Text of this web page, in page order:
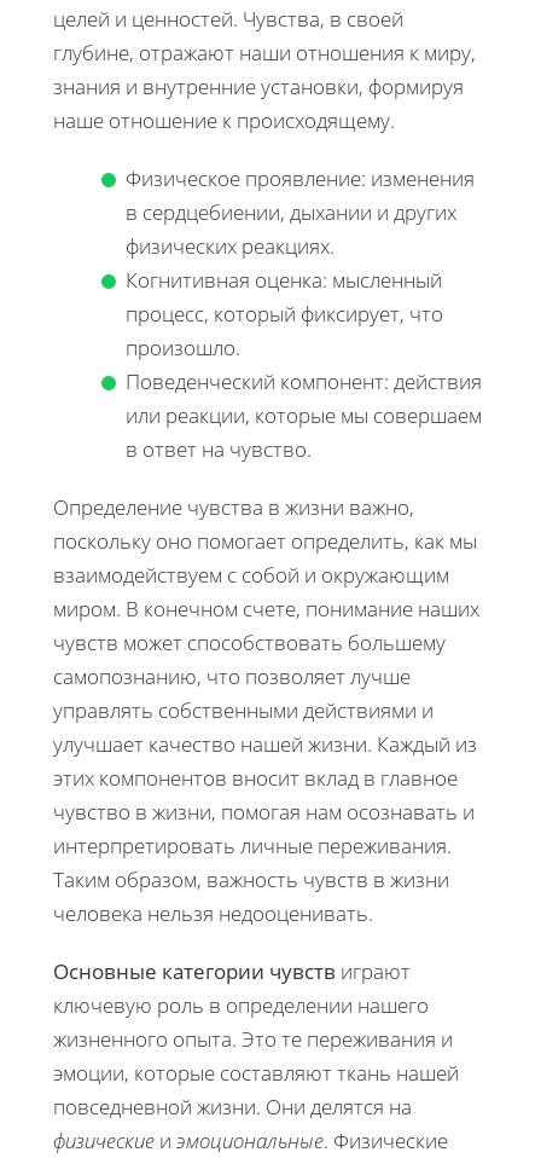
целей и ценностей. Чувства, в своей
глубине, отражают наши отношения к миру,
знания и внутренние установки, формируя
наше отношение к происходящему.
Физическое проявление: изменения
в сердцебиении, дыхании и других
физических реакциях.
Когнитивная оценка: мысленный
процесс, который фиксирует, что
произошло.
Поведенческий компонент: действия
или реакции, которые мы совершаем
в ответ на чувство.
Определение чувства в жизни важно,
поскольку оно помогает определить, как мы
взаимодействуем с собой и окружающим
миром. В конечном счете, понимание наших
чувств может способствовать большему
самопознанию, что позволяет лучше
управлять собственными действиями и
улучшает качество нашей жизни. Каждый из
этих компонентов вносит вклад в главное
чувство в жизни, помогая нам осознавать и
интерпретировать личные переживания.
Таким образом, важность чувств в жизни
человека нельзя недооценивать.
Основные категории чувств играют
ключевую роль в определении нашего
жизненного опыта. Это те переживания и
эмоции, которые составляют ткань нашей
повседневной жизни. Они делятся на
физические и эмоциональные. Физические